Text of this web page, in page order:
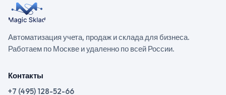
Автоматизация учета, продаж и склада для бизнеса.
Работаем по Москве и удаленно по всей России.
Контакты
+7 (495) 128-52-66